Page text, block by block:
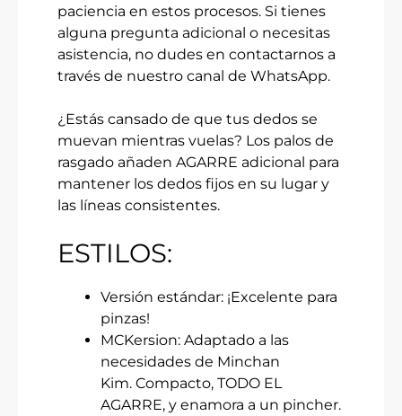
paciencia en estos procesos. Si tienes
alguna pregunta adicional o necesitas
asistencia, no dudes en contactarnos a
través de nuestro canal de WhatsApp.
¿Estás cansado de que tus dedos se
muevan mientras vuelas? Los palos de
rasgado añaden AGARRE adicional para
mantener los dedos fijos en su lugar y
las líneas consistentes.
ESTILOS:
Versión estándar: ¡Excelente para
pinzas!
MCKersion: Adaptado a las
necesidades de Minchan
Kim. Compacto, TODO EL
AGARRE, y enamora a un pincher.